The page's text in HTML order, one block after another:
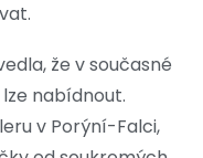
že v současné
nabídnout.
v Porýní-Falci,